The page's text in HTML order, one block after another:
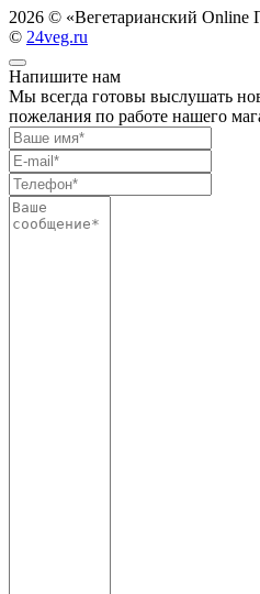
2026 © «Вегетарианский Online
© 24veg.ru
Напишите нам
Мы всегда готовы выслушать
пожелания по работе нашего